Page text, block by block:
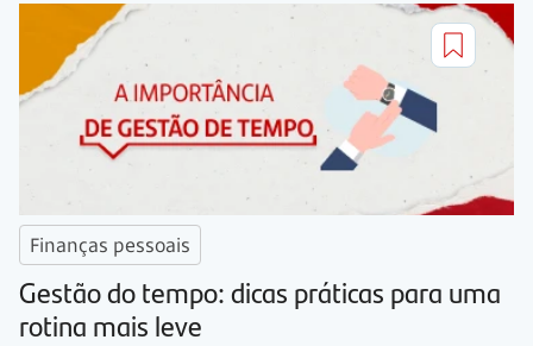
Finanças pessoais
Gestão do tempo: dicas práticas para uma
rotina mais leve